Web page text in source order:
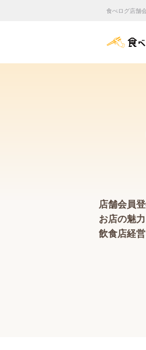
食べログ店舗
店舗会員
お店の魅
飲食店経